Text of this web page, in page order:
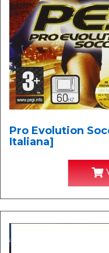
Pro Evolution
Italiana]